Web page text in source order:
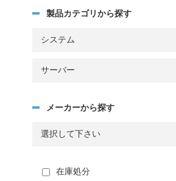
製品カテゴリから探す
メーカーから探す
在庫処分